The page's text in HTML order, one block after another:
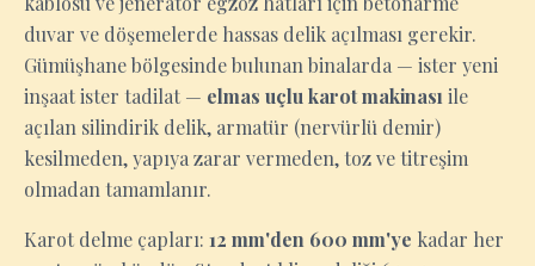
duvar ve döşemelerde hassas delik açılması gerekir.
Gümüşhane bölgesinde bulunan binalarda — ister yeni
inşaat ister tadilat — elmas uçlu karot makinası ile
açılan silindirik delik, armatür (nervürlü demir)
kesilmeden, yapıya zarar vermeden, toz ve titreşim
olmadan tamamlanır.
Karot delme çapları: 12 mm'den 600 mm'ye kadar her